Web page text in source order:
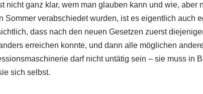
nicht ganz klar, wem man glauben kann und wie, aber
Sommer verabschiedet wurden, ist es eigentlich auch
dass nach den neuen Gesetzen zuerst
erreichen konnte, und dann alle möglichen
darf nicht untätig sein – sie muss in
sich selbst.